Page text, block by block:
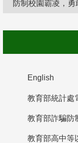
防制校園霸凌，勇
English
教育部詐騙防